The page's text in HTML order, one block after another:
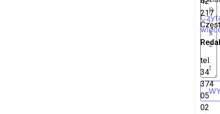
217
tel.
34
374
05
02